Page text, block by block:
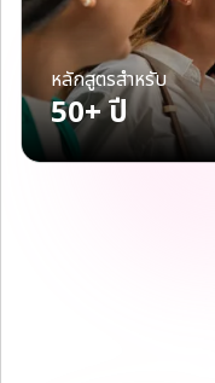
หลักสูตรสำหรับ
50+ ปี